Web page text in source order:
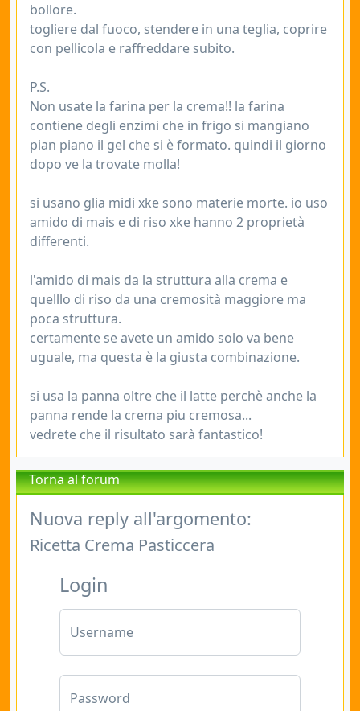
bollore.
togliere dal fuoco, stendere in una teglia, coprire
con pellicola e raffreddare subito.
P.S.
Non usate la farina per la crema!! la farina
contiene degli enzimi che in frigo si mangiano
pian piano il gel che si è formato. quindi il giorno
dopo ve la trovate molla!
si usano glia midi xke sono materie morte. io uso
amido di mais e di riso xke hanno 2 proprietà
differenti.
l'amido di mais da la struttura alla crema e
quelllo di riso da una cremosità maggiore ma
poca struttura.
certamente se avete un amido solo va bene
uguale, ma questa è la giusta combinazione.
si usa la panna oltre che il latte perchè anche la
panna rende la crema piu cremosa...
vedrete che il risultato sarà fantastico!
Torna al forum
Nuova reply all'argomento:
Ricetta Crema Pasticcera
Login
Username
Password